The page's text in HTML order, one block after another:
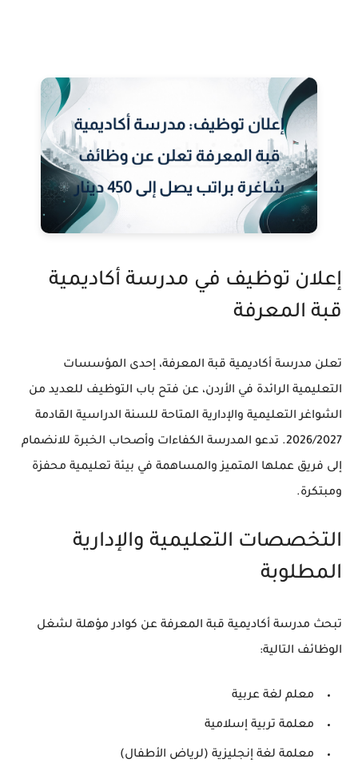
إعلان توظيف في مدرسة أكاديمية
قبة المعرفة
تعلن مدرسة أكاديمية قبة المعرفة، إحدى المؤسسات
التعليمية الرائدة في الأردن، عن فتح باب التوظيف للعديد من
الشواغر التعليمية والإدارية المتاحة للسنة الدراسية القادمة
2026/2027. تدعو المدرسة الكفاءات وأصحاب الخبرة للانضمام
إلى فريق عملها المتميز والمساهمة في بيئة تعليمية محفزة
ومبتكرة.
التخصصات التعليمية والإدارية
المطلوبة
تبحث مدرسة أكاديمية قبة المعرفة عن كوادر مؤهلة لشغل
الوظائف التالية:
معلم لغة عربية
معلمة تربية إسلامية
معلمة لغة إنجليزية (لرياض الأطفال)